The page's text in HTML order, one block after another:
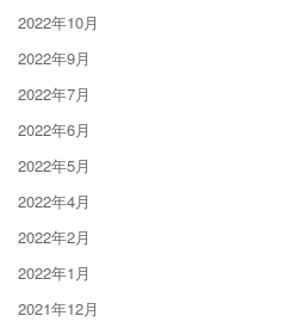
2022年10月
2022年9月
2022年7月
2022年6月
2022年5月
2022年4月
2022年2月
2022年1月
2021年12月